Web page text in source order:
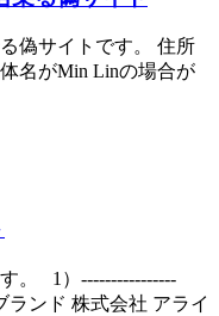
偽サイトです。 住所
名がMin Linの場合が
。 1）----------------
ランド 株式会社 アライ